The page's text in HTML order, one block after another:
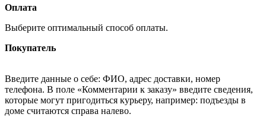
Оплата
Выберите оптимальный способ оплаты.
Покупатель
Введите данные о себе: ФИО, адрес доставки, номер
телефона. В поле «Комментарии к заказу» введите сведения,
которые могут пригодиться курьеру, например: подъезды в
доме считаются справа налево.